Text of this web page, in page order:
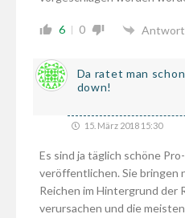
6 0
Da ratet man
down!
15. März 2018 15:30
Es sind ja täglich schöne
veröffentlichen. Sie bringen
Reichen im Hintergrund der
verursachen und die